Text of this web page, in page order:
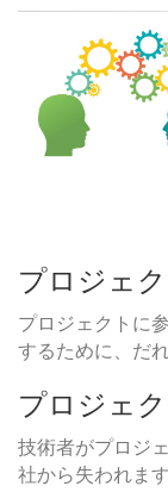
プロジェ
プロジェクトに
するために、だ
プロジェ
技術者がプロジ
社から失われます